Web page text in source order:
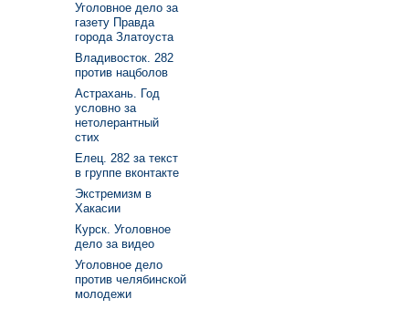
Уголовное дело за
газету Правда
города Златоуста
Владивосток. 282
против нацболов
Астрахань. Год
условно за
нетолерантный
стих
Елец. 282 за текст
в группе вконтакте
Экстремизм в
Хакасии
Курск. Уголовное
дело за видео
Уголовное дело
против челябинской
молодежи